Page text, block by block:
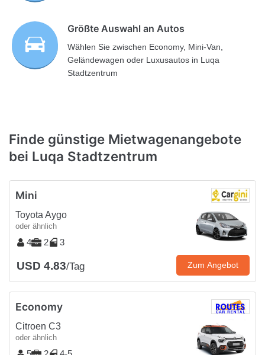
Größte Auswahl an Autos
Wählen Sie zwischen Economy, Mini-Van,
Geländewagen oder Luxusautos in Luqa
Stadtzentrum
Finde günstige Mietwagenangebote
bei Luqa Stadtzentrum
Mini
Toyota Aygo
oder ähnlich
4 2 3
USD 4.83/Tag Zum Angebot
Economy
Citroen C3
oder ähnlich